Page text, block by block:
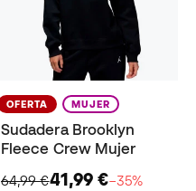
OFERTA MUJER
Sudadera Brooklyn
Fleece Crew Mujer
64,99 €41,99 €−35%